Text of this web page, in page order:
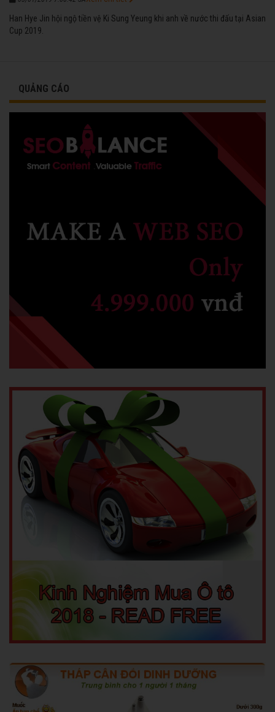
Han Hye Jin hội ngộ tiền vệ Ki Sung Yeung khi anh về nước thi đấu tại Asian
Cup 2019.
QUẢNG CÁO